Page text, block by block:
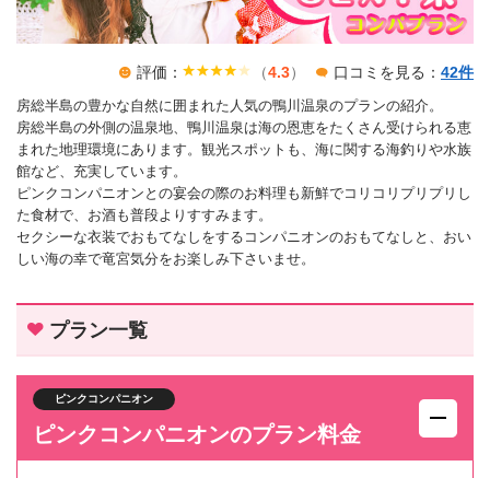
評価： （4.3） 口コミを見る： 42件
房総半島の豊かな自然に囲まれた人気の鴨川温泉のプランの紹介。
房総半島の外側の温泉地、鴨川温泉は海の恩恵をたくさん受けられる恵
まれた地理環境にあります。観光スポットも、海に関する海釣りや水族
館など、充実しています。
ピンクコンパニオンとの宴会の際のお料理も新鮮でコリコリプリプリし
た食材で、お酒も普段よりすすみます。
セクシーな衣装でおもてなしをするコンパニオンのおもてなしと、おい
しい海の幸で竜宮気分をお楽しみ下さいませ。
プラン一覧
ピンクコンパニオン
ピンクコンパニオンのプラン料金